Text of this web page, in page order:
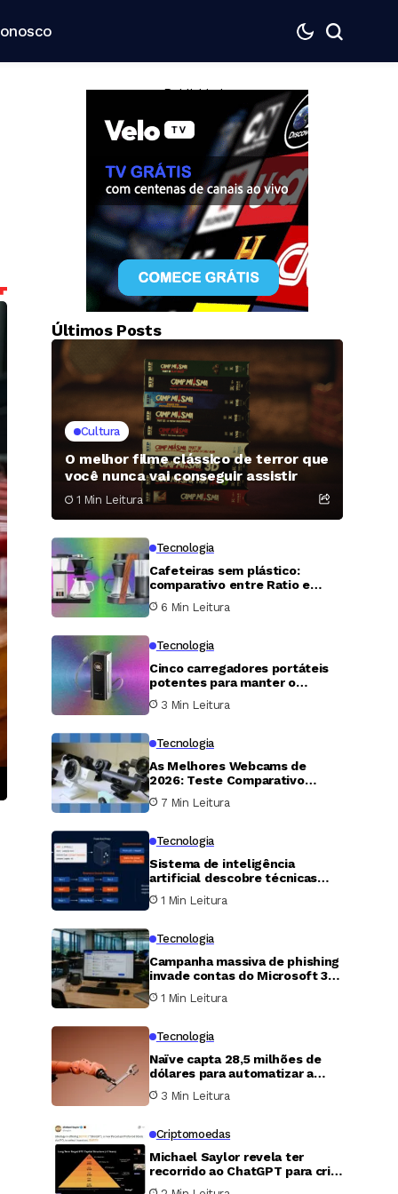
— Publicidade —
Últimos Posts
Cultura
O melhor filme clássico de terror que
você nunca vai conseguir assistir
1 Min Leitura
Tecnologia
Cafeteiras sem plástico:
comparativo entre Ratio e
Simply Good revela qual vale o
investimento
6 Min Leitura
Tecnologia
Cinco carregadores portáteis
potentes para manter o
notebook funcionando o dia
todo3 Min Leitura
Tecnologia
As Melhores Webcams de
2026: Teste Comparativo
Revela Vencedores e
Decepções
7 Min Leitura
Tecnologia
Sistema de inteligência
artificial descobre técnicas
inéditas de ataque HTTP e
falha zero-day em servidor
1 Min Leitura
Tecnologia
Campanha massiva de phishing
invade contas do Microsoft 365
para roubar mensagens sobre
folha de pagamento e finanças
1 Min Leitura
Tecnologia
Naïve capta 28,5 milhões de
dólares para automatizar a
criação e operação de
empresas com agentes de
3 Min Leitura
Criptomoedas
Michael Saylor revela ter
recorrido ao ChatGPT para criar
modelo de ações preferenciais